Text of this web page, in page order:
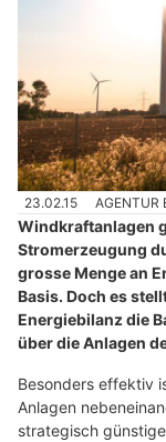
23.02.15 AGENTUR
Windkraftanlagen
Stromerzeugung
grosse Menge an
Basis. Doch es
Energiebilanz die
über die Anlagen
Besonders effektiv
Anlagen
strategisch